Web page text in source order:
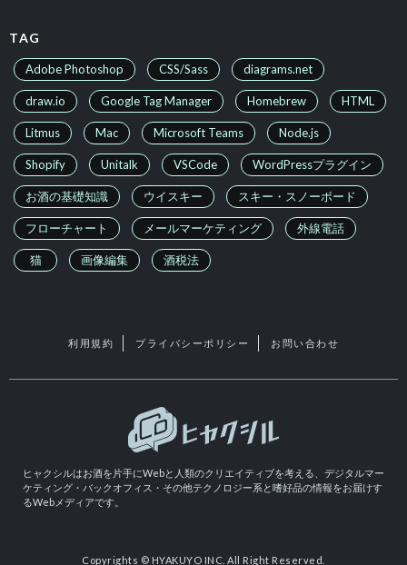
TAG
Adobe Photoshop CSS/Sass diagrams.net
draw.io Google Tag Manager Homebrew HTML
Litmus Mac Microsoft Teams Node.js
Shopify Unitalk VSCode WordPressプラグイン
お酒の基礎知識 ウイスキー スキー・スノーボード
フローチャート メールマーケティング 外線電話
猫 画像編集 酒税法
利用規約 プライバシーポリシー お問い合わせ
ヒャクシルはお酒を片手にWebと人類のクリエイティブを考える、デジタルマー
ケティング・バックオフィス・その他テクノロジー系と嗜好品の情報をお届けす
るWebメディアです。
Copyrights © HYAKUYO INC. All Right Reserved.